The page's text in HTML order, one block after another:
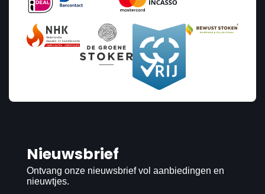
Nieuwsbrief
Ontvang onze nieuwsbrief vol aanbiedingen en
nieuwtjes.